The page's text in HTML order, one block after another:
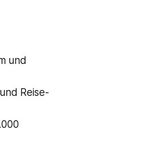
und
Reise-